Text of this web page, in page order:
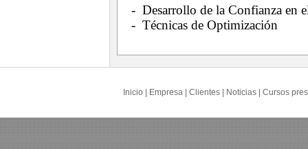
- Desarrollo de la Confianza en
- Técnicas de Optimización
Inicio Empresa Clientes Noticias Cursos